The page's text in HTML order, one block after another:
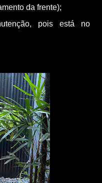
da frente);
pois está no